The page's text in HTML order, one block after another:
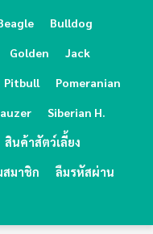
Bulldog
Golden Jack
Pitbull Pomeranian
Siberian H.
สินค้าสัตว์เลี้ยง
สมาชิก ลืมรหัสผ่าน